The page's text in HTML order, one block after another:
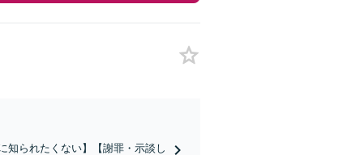
られたくない】【謝罪・示談し